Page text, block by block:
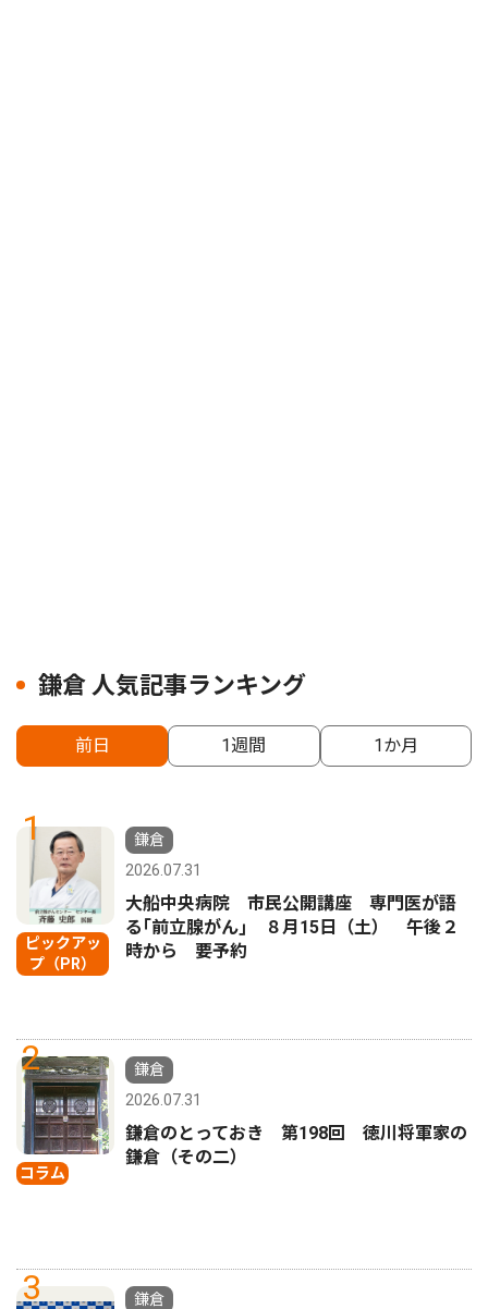
鎌倉 人気記事ランキング
前日 1週間 1か月
1
ピックアッ
プ（PR）
鎌倉
2026.07.31
大船中央病院 市民公開講座 専門医が語
る｢前立腺がん｣ ８月15日（土） 午後２
時から 要予約
2
コラム
鎌倉
2026.07.31
鎌倉のとっておき 第198回 徳川将軍家の
鎌倉（その二）
3
鎌倉